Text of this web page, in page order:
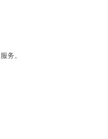
务。